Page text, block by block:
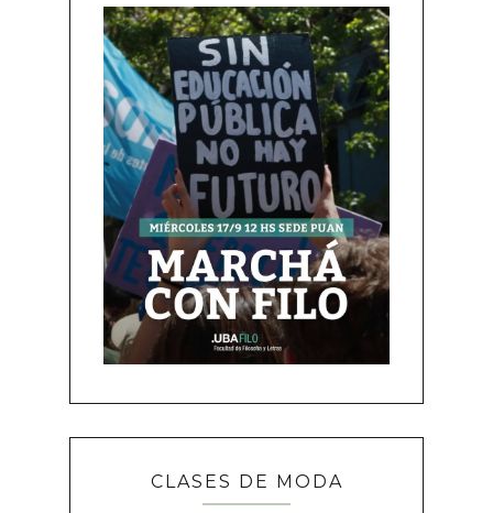
CLASES DE MODA